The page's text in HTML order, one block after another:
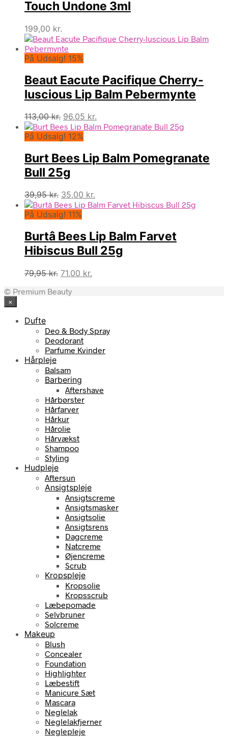
Touch Undone 3ml
199,00 kr.
På Udsalg! 15%
Beaut Eacute Pacifique Cherry-
luscious Lip Balm Pebermynte
113,00kr. Den
oprindelige
pris
113,00 kr..
96,05 kr.
aktuelle
96,05 kr..
På Udsalg! 12%
Burt Bees Lip Balm Pomegranate
Bull 25g
39,95kr. Den
oprindelige
pris
39,95 kr..
35,00 kr.
aktuelle
35,00 kr..
På Udsalg! 11%
Burtâ Bees Lip Balm Farvet
Hibiscus Bull 25g
79,95kr. Den
pris
71,00 kr.
© Premium Beauty
×
Dufte
Deo & Body Spray
Deodorant
Parfume Kvinder
Hårpleje
Balsam
Barbering
Aftershave
Hårbørster
Hårfarver
Hårkur
Hårolie
Hårvækst
Shampoo
Styling
Hudpleje
Aftersun
Ansigtspleje
Ansigtscreme
Ansigtsmasker
Ansigtsolie
Ansigtsrens
Dagcreme
Natcreme
Øjencreme
Scrub
Kropspleje
Kropsolie
Kropsscrub
Læbepomade
Selvbruner
Solcreme
Makeup
Blush
Concealer
Foundation
Highlighter
Læbestift
Manicure Sæt
Mascara
Neglelak
Neglelakfjerner
Neglepleje